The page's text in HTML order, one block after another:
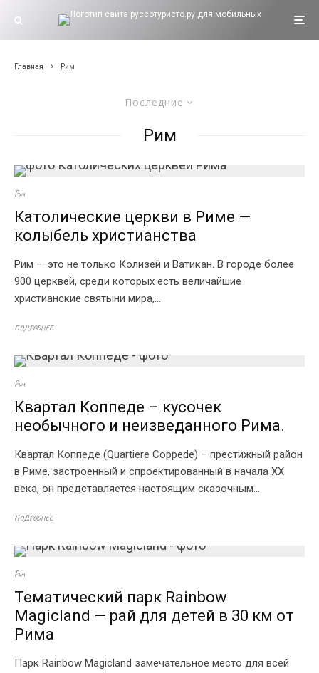
Главная Рим
Последние
Рим
Рим
Католические церкви в Риме —
колыбель христианства
Рим — это не только Колизей и Ватикан. В городе более
900 церквей, среди которых есть величайшие
христианские святыни мира,...
ПОДРОБНЕЕ
Рим
Квартал Коппеде – кусочек
необычного и неизведанного Рима.
Квартал Коппеде (Quartiere Coppede) – престижный район
в Риме, застроенный и спроектированный в начала XX
века, он представляется настоящим сказочным...
ПОДРОБНЕЕ
Рим
Тематический парк Rainbow
Magicland — рай для детей в 30 км от
Рима
Парк Rainbow Magicland замечательное место для всей